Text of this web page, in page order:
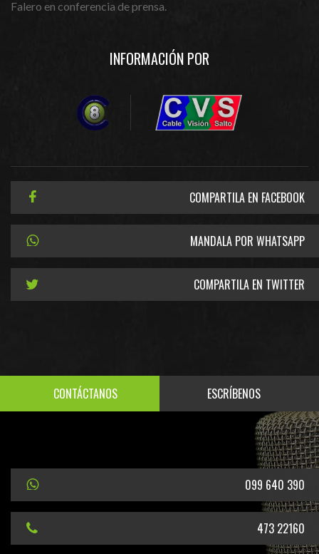
Falero en conferencia de prensa.
INFORMACIÓN POR
COMPARTILA EN FACEBOOK
MANDALA POR WHATSAPP
COMPARTILA EN TWITTER
CONTÁCTANOS ESCRÍBENOS
099 640 390
473 22160